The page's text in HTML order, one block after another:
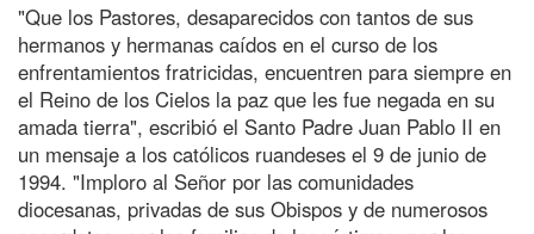
"Que los Pastores, desaparecidos con tantos de sus
hermanos y hermanas caídos en el curso de los
enfrentamientos fratricidas, encuentren para siempre en
el Reino de los Cielos la paz que les fue negada en su
amada tierra", escribió el Santo Padre Juan Pablo II en
un mensaje a los católicos ruandeses el 9 de junio de
1994. "Imploro al Señor por las comunidades
diocesanas, privadas de sus Obispos y de numerosos